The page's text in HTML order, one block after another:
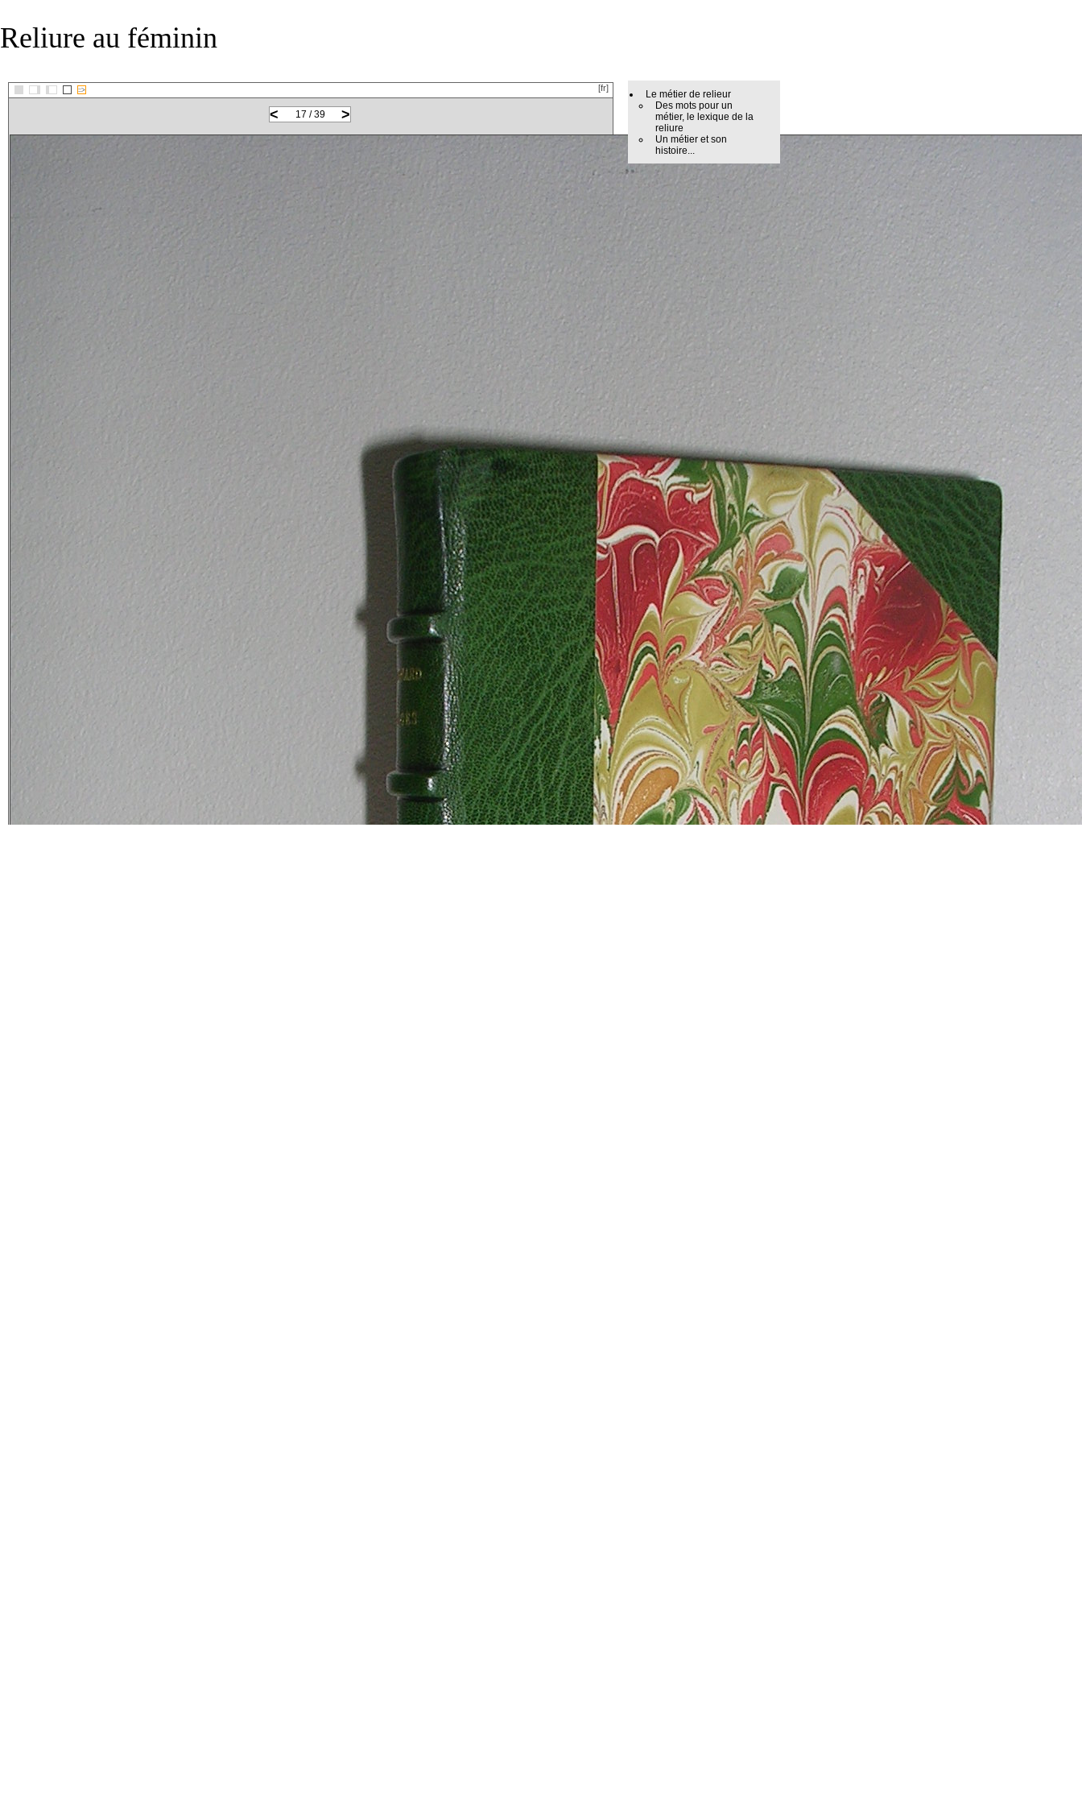
Reliure au féminin
Le métier de relieur
Des mots pour un
métier, le lexique de la
reliure
Un métier et son
histoire...
::> [fr]
< >
17 / 39